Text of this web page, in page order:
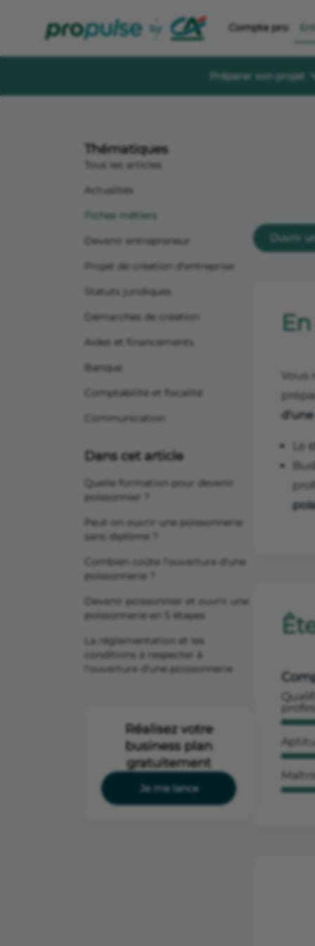
Compte pro
Préparer son projet
Forum de
Un espace
s'informer,
Thématiques
Tous les articles
Actualités
Fiches métiers
Devenir entrepreneur
Projet de création d'entreprise
Statuts juridiques
Démarches de création
Aides et financements
Banque
Comptabilité et fiscalité
Communication
Dans cet article
Quelle formation pour devenir
poissonnier ?
Peut-on ouvrir une poissonnerie
sans diplôme ?
Combien coûte l'ouverture d'une
poissonnerie ?
Devenir poissonnier et ouvrir une
poissonnerie en 5 étapes
La réglementation et les
conditions à respecter à
l'ouverture d'une poissonnerie
Réalisez votre
business plan
gratuitement
Je me lance
Ouvrir
Vous
Le